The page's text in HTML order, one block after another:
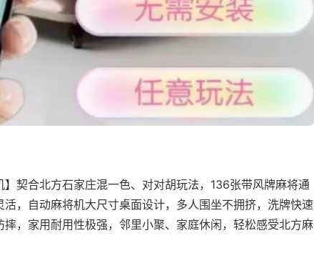
】契合北方石家庄混一色、对对胡玩法，136张带风牌麻将通
，自动麻将机大尺寸桌面设计，多人围坐不拥挤，洗牌快速
，家用耐用性极强，邻里小聚、家庭休闲，轻松感受北方麻